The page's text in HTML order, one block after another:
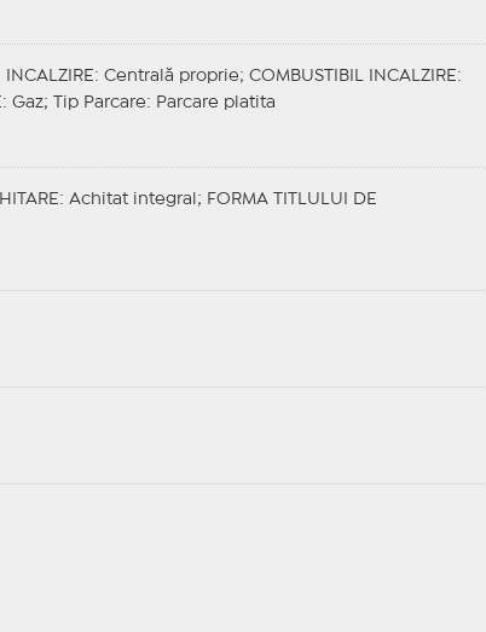
INCALZIRE : Centrală proprie; COMBUSTIBIL INCALZIRE :
: Gaz; Tip Parcare: Parcare platita
: Achitat integral; FORMA TITLULUI DE